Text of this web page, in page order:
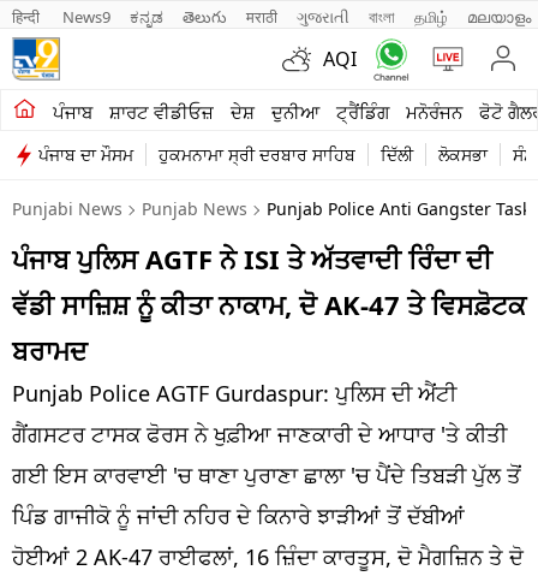
हिन्दी News9 ಕನ್ನಡ తెలుగు मराठी ગુજરાતી বাংলা தமிழ் മലയാളം
AQI
ਪੰਜਾਬ ਸ਼ਾਰਟ ਵੀਡੀਓਜ਼ ਦੇਸ਼ ਦੁਨੀਆ ਟ੍ਰੈਂਡਿੰਗ ਮਨੋਰੰਜਨ ਫੋਟੋ
ਪੰਜਾਬ ਦਾ ਮੌਸਮ ਹੁਕਮਨਾਮਾ ਸ੍ਰੀ ਦਰਬਾਰ ਸਾਹਿਬ ਦਿੱਲੀ ਲੋਕਸਭਾ
ਖੇਤੀਬਾੜੀ
ਸ਼ਾਰਟ ਵੀਡੀਓਜ਼
ਕਾਰੋਬਾਰ
ਕਰਿਅਰ
ਦੇਸ਼
ਲਾਈਫ ਸਟਾਈਲ
ਪੰਜਾਬ
ਧਰਮ
Punjabi News Punjab News Punjab Police Anti Gangster
ਪੰਜਾਬ ਪੁਲਿਸ AGTF ਨੇ ISI ਤੇ ਅੱਤਵਾਦੀ ਰਿੰਦਾ ਦੀ
ਵੱਡੀ ਸਾਜ਼ਿਸ਼ ਨੂੰ ਕੀਤਾ ਨਾਕਾਮ, ਦੋ AK-47 ਤੇ ਵਿਸਫ਼ੋਟਕ
ਬਰਾਮਦ
Punjab Police AGTF Gurdaspur: ਪੁਲਿਸ ਦੀ ਐਂਟੀ
ਗੈਂਗਸਟਰ ਟਾਸਕ ਫੋਰਸ ਨੇ ਖੁਫ਼ੀਆ ਜਾਣਕਾਰੀ ਦੇ ਆਧਾਰ 'ਤੇ ਕੀਤੀ
ਗਈ ਇਸ ਕਾਰਵਾਈ 'ਚ ਥਾਣਾ ਪੁਰਾਣਾ ਛਾਲਾ 'ਚ ਪੈਂਦੇ ਤਿਬੜੀ ਪੁੱਲ ਤੋਂ
ਪਿੰਡ ਗਾਜੀਕੋ ਨੂੰ ਜਾਂਦੀ ਨਹਿਰ ਦੇ ਕਿਨਾਰੇ ਝਾੜੀਆਂ ਤੋਂ ਦੱਬੀਆਂ
ਹੋਈਆਂ 2 AK-47 ਰਾਈਫਲਾਂ, 16 ਜ਼ਿੰਦਾ ਕਾਰਤੂਸ, ਦੋ ਮੈਗਜ਼ਿਨ ਤੇ ਦੋ